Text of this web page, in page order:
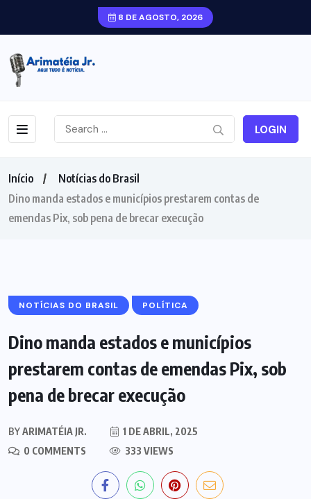
8 DE AGOSTO, 2026
LOGIN
Início
Notícias do Brasil
Dino manda estados e municípios prestarem contas de
emendas Pix, sob pena de brecar execução
NOTÍCIAS DO BRASIL POLÍTICA
Dino manda estados e municípios
prestarem contas de emendas Pix, sob
pena de brecar execução
BYARIMATÉIA JR.
1 DE ABRIL, 2025
0 COMMENTS
333 VIEWS